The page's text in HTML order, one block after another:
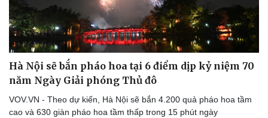
Doanh nghiệp
Thông tin doanh nghiệp
Doanh nghiệp 24h
Doanh nhân
Công nghệ
Tin Công nghệ
Trải nghiệm
Hà Nội sẽ bắn pháo hoa tại 6 điểm dịp kỷ niệm 70
năm Ngày Giải phóng Thủ đô
VOV.VN - Theo dự kiến, Hà Nội sẽ bắn 4.200 quả pháo hoa tầm
cao và 630 giàn pháo hoa tầm thấp trong 15 phút ngày